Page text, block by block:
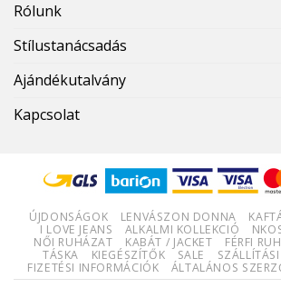
Rólunk
Stílustanácsadás
Ajándékutalvány
Kapcsolat
ÚJDONSÁGOK LENVÁSZON DONNA
I LOVE JEANS
ALKALMI KOLLEKCIÓ
NŐI RUHÁZAT
KABÁT / JACKET FÉRFI
TÁSKA
KIEGÉSZÍTŐK SALE
FIZETÉSI INFORMÁCIÓK
ÁLTALÁNOS